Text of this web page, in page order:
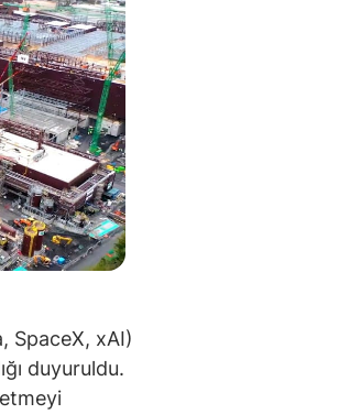
SpaceX, xAI)
duyuruldu.